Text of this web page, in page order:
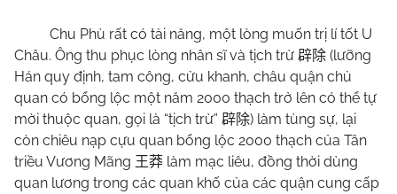
Chu Phù rất có tài năng, một lòng muốn trị lí tốt U
Châu. Ông thu phục lòng nhân sĩ và tịch trừ 辟除 (lưỡng
Hán quy định, tam công, cửu khanh, châu quận chủ
quan có bổng lộc một năm 2000 thạch trở lên có thể tự
mời thuộc quan, gọi là “tịch trừ” 辟除) làm tùng sự, lại
còn chiêu nạp cựu quan bổng lộc 2000 thạch của Tân
triều Vương Mãng 王莽 làm mạc liêu, đồng thời dùng
quan lương trong các quan khố của các quận cung cấp